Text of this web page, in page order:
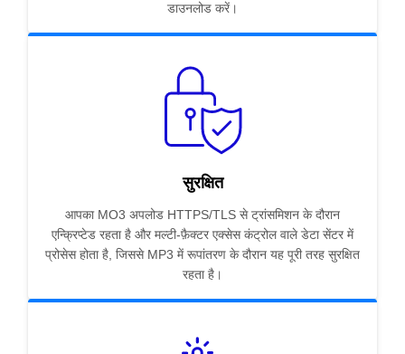
डाउनलोड करें।
सुरक्षित
आपका MO3 अपलोड HTTPS/TLS से ट्रांसमिशन के दौरान
एन्क्रिप्टेड रहता है और मल्टी-फ़ैक्टर एक्सेस कंट्रोल वाले डेटा सेंटर में
प्रोसेस होता है, जिससे MP3 में रूपांतरण के दौरान यह पूरी तरह सुरक्षित
रहता है।